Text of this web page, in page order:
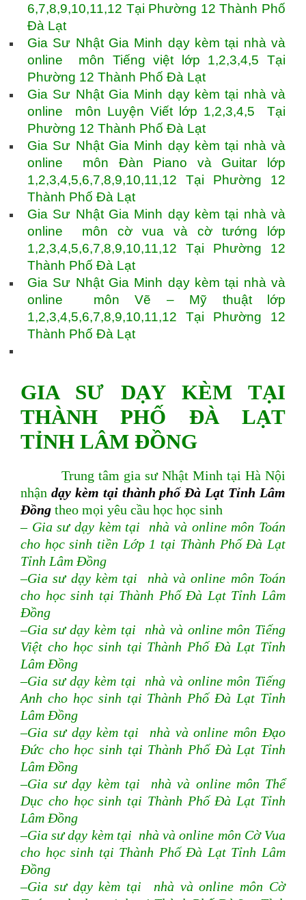
6,7,8,9,10,11,12 Tại Phường 12 Thành Phố
Đà Lạt
Gia Sư Nhật Gia Minh dạy kèm tại nhà và
online môn Tiếng việt lớp 1,2,3,4,5 Tại
Phường 12 Thành Phố Đà Lạt
Gia Sư Nhật Gia Minh dạy kèm tại nhà và
online môn Luyện Viết lớp 1,2,3,4,5 Tại
Phường 12 Thành Phố Đà Lạt
Gia Sư Nhật Gia Minh dạy kèm tại nhà và
online môn Đàn Piano và Guitar lớp
1,2,3,4,5,6,7,8,9,10,11,12 Tại Phường 12
Thành Phố Đà Lạt
Gia Sư Nhật Gia Minh dạy kèm tại nhà và
online môn cờ vua và cờ tướng lớp
1,2,3,4,5,6,7,8,9,10,11,12 Tại Phường 12
Thành Phố Đà Lạt
Gia Sư Nhật Gia Minh dạy kèm tại nhà và
online môn Vẽ – Mỹ thuật lớp
1,2,3,4,5,6,7,8,9,10,11,12 Tại Phường 12
Thành Phố Đà Lạt
GIA SƯ DẠY KÈM TẠI
THÀNH PHỐ ĐÀ LẠT
TỈNH LÂM ĐỒNG
Trung tâm gia sư Nhật Minh tại Hà Nội
nhận dạy kèm tại thành phố Đà Lạt Tỉnh Lâm
Đồng theo mọi yêu cầu học học sinh
– Gia sư dạy kèm tại nhà và online môn Toán
cho học sinh tiền Lớp 1 tại Thành Phố Đà Lạt
Tỉnh Lâm Đồng
–Gia sư dạy kèm tại nhà và online môn Toán
cho học sinh tại Thành Phố Đà Lạt Tỉnh Lâm
Đồng
–Gia sư dạy kèm tại nhà và online môn Tiếng
Việt cho học sinh tại Thành Phố Đà Lạt Tỉnh
Lâm Đồng
–Gia sư dạy kèm tại nhà và online môn Tiếng
Anh cho học sinh tại Thành Phố Đà Lạt Tỉnh
Lâm Đồng
–Gia sư dạy kèm tại nhà và online môn Đạo
Đức cho học sinh tại Thành Phố Đà Lạt Tỉnh
Lâm Đồng
–Gia sư dạy kèm tại nhà và online môn Thể
Dục cho học sinh tại Thành Phố Đà Lạt Tỉnh
Lâm Đồng
–Gia sư dạy kèm tại nhà và online môn Cờ Vua
cho học sinh tại Thành Phố Đà Lạt Tỉnh Lâm
Đồng
–Gia sư dạy kèm tại nhà và online môn Cờ